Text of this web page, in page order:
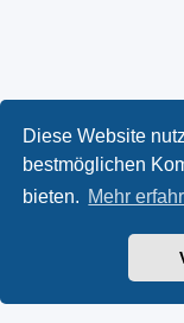
Diese Website
bestmöglichen
bieten. Mehr